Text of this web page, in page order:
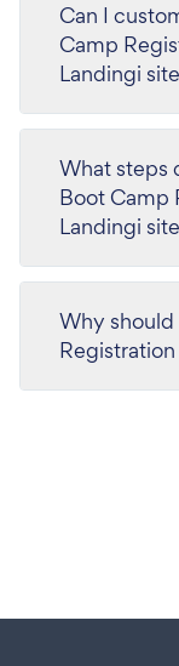
Can I
Camp
Landingi
What steps
Boot Camp
Landingi
Why should